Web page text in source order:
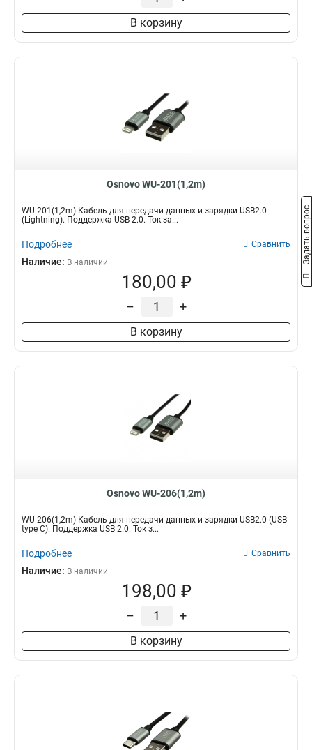
В корзину
Osnovo WU-201(1,2m)
WU-201(1,2m) Кабель для передачи данных и зарядки USB2.0
(Lightning). Поддержка USB 2.0. Ток за...
Подробнее Сравнить
Наличие: В наличии
180,00 ₽
– +
В корзину
Osnovo WU-206(1,2m)
WU-206(1,2m) Кабель для передачи данных и зарядки USB2.0 (USB
type C). Поддержка USB 2.0. Ток з...
Подробнее Сравнить
Наличие: В наличии
198,00 ₽
– +
В корзину
Задать вопрос